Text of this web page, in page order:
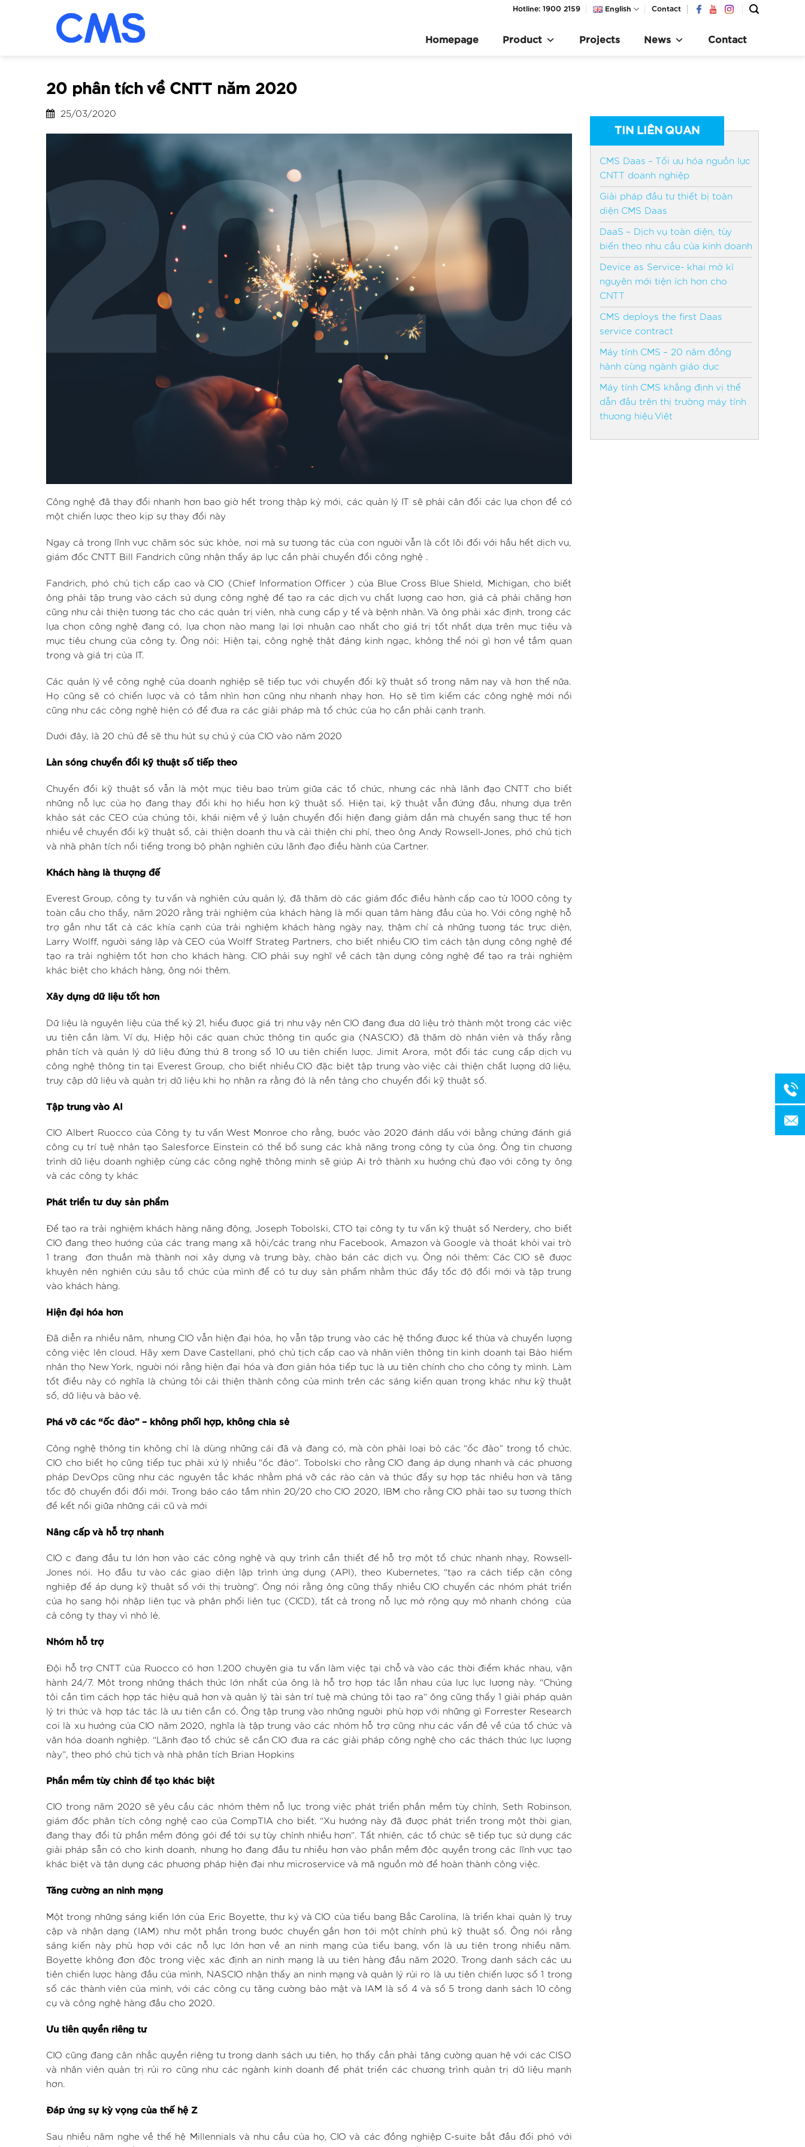
Hotline: 1900 2159 English Contact
Homepage Product Projects News Contact
20 phân tích về CNTT năm 2020
25/03/2020
Công nghệ đã thay đổi nhanh hơn bao giờ hết trong thập kỷ mới, các quản lý IT sẽ phải cân đối các lựa chọn để có
một chiến lược theo kịp sự thay đổi này
Ngay cả trong lĩnh vực chăm sóc sức khỏe, nơi mà sự tương tác của con người vẫn là cốt lõi đối với hầu hết dịch vụ,
giám đốc CNTT Bill Fandrich cũng nhận thấy áp lực cần phải chuyển đổi công nghệ .
Fandrich, phó chủ tịch cấp cao và CIO (Chief Information Officer ) của Blue Cross Blue Shield, Michigan, cho biết
ông phải tập trung vào cách sử dụng công nghệ để tạo ra các dịch vụ chất lượng cao hơn, giá cả phải chăng hơn
cũng như cải thiện tương tác cho các quản trị viên, nhà cung cấp y tế và bệnh nhân. Và ông phải xác định, trong các
lựa chọn công nghệ đang có, lựa chọn nào mang lại lợi nhuận cao nhất cho giá trị tốt nhất dựa trên mục tiêu và
mục tiêu chung của công ty. Ông nói: Hiện tại, công nghệ thật đáng kinh ngạc, không thể nói gì hơn về tầm quan
trọng và giá trị của IT.
Các quản lý về công nghệ của doanh nghiệp sẽ tiếp tục với chuyển đổi kỹ thuật số trong năm nay và hơn thế nữa.
Họ cũng sẽ có chiến lược và có tầm nhìn hơn cũng như nhanh nhạy hơn. Họ sẽ tìm kiếm các công nghệ mới nổi
cũng như các công nghệ hiện có để đưa ra các giải pháp mà tổ chức của họ cần phải cạnh tranh.
Dưới đây, là 20 chủ đề sẽ thu hút sự chú ý của CIO vào năm 2020
Làn sóng chuyển đổi kỹ thuật số tiếp theo
Chuyển đổi kỹ thuật số vẫn là một mục tiêu bao trùm giữa các tổ chức, nhưng các nhà lãnh đạo CNTT cho biết
những nỗ lực của họ đang thay đổi khi họ hiểu hơn kỹ thuật số. Hiện tại, kỹ thuật vẫn đứng đầu, nhưng dựa trên
khảo sát các CEO của chúng tôi, khái niệm về ý luận chuyển đổi hiện đang giảm dần mà chuyển sang thực tế hơn
nhiều về chuyển đổi kỹ thuật số, cải thiện doanh thu và cải thiện chi phí, theo ông Andy Rowsell-Jones, phó chủ tịch
và nhà phân tích nổi tiếng trong bộ phận nghiên cứu lãnh đạo điều hành của Cartner.
Khách hàng là thượng đế
Everest Group, công ty tư vấn và nghiên cứu quản lý, đã thăm dò các giám đốc điều hành cấp cao từ 1000 công ty
toàn cầu cho thấy, năm 2020 rằng trải nghiệm của khách hàng là mối quan tâm hàng đầu của họ. Với công nghệ hỗ
trợ gần như tất cả các khía cạnh của trải nghiệm khách hàng ngày nay, thậm chí cả những tương tác trực diện,
Larry Wolff, người sáng lập và CEO của Wolff Strateg Partners, cho biết nhiều CIO tìm cách tận dụng công nghệ để
tạo ra trải nghiệm tốt hơn cho khách hàng. CIO phải suy nghĩ về cách tận dụng công nghệ để tạo ra trải nghiệm
khác biệt cho khách hàng, ông nói thêm.
Xây dựng dữ liệu tốt hơn
Dữ liệu là nguyên liệu của thế kỷ 21, hiểu được giá trị như vậy nên CIO đang đưa dữ liệu trở thành một trong các việc
ưu tiên cần làm. Ví dụ, Hiệp hội các quan chức thông tin quốc gia (NASCIO) đã thăm dò nhân viên và thấy rằng
phân tích và quản lý dữ liệu đứng thứ 8 trong số 10 ưu tiên chiến lược. Jimit Arora, một đối tác cung cấp dịch vụ
công nghệ thông tin tại Everest Group, cho biết nhiều CIO đặc biệt tập trung vào việc cải thiện chất lượng dữ liệu,
truy cập dữ liệu và quản trị dữ liệu khi họ nhận ra rằng đó là nền tảng cho chuyển đổi kỹ thuật số.
Tập trung vào AI
CIO Albert Ruocco của Công ty tư vấn West Monroe cho rằng, bước vào 2020 đánh dấu với bằng chứng đánh giá
công cụ trí tuệ nhân tạo Salesforce Einstein có thể bổ sung các khả năng trong công ty của ông. Ông tin chương
trình dữ liệu doanh nghiệp cùng các công nghệ thông minh sẽ giúp Ai trở thành xu hướng chủ đạo với công ty ông
và các công ty khác
Phát triển tư duy sản phẩm
Để tạo ra trải nghiệm khách hàng năng động, Joseph Tobolski, CTO tại công ty tư vấn kỹ thuật số Nerdery, cho biết
CIO đang theo hướng của các trang mạng xã hội/các trang như Facebook, Amazon và Google và thoát khỏi vai trò
1 trang đơn thuần mà thành nơi xây dựng và trưng bày, chào bán các dịch vụ. Ông nói thêm: Các CIO sẽ được
khuyên nên nghiên cứu sâu tổ chức của mình để có tư duy sản phẩm nhằm thúc đẩy tốc độ đổi mới và tập trung
vào khách hàng.
Hiện đại hóa hơn
Đã diễn ra nhiều năm, nhưng CIO vẫn hiện đại hóa, họ vẫn tập trung vào các hệ thống được kế thừa và chuyển lượng
công việc lên cloud. Hãy xem Dave Castellani, phó chủ tịch cấp cao và nhân viên thông tin kinh doanh tại Bảo hiểm
nhân thọ New York, người nói rằng hiện đại hóa và đơn giản hóa tiếp tục là ưu tiên chính cho cho công ty mình. Làm
tốt điều này có nghĩa là chúng tôi cải thiện thành công của mình trên các sáng kiến quan trọng khác như kỹ thuật
số, dữ liệu và bảo vệ.
Phá vỡ các “ốc đảo” – không phối hợp, không chia sẻ
Công nghệ thông tin không chỉ là dùng những cái đã và đang có, mà còn phải loại bỏ các “ốc đảo” trong tổ chức.
CIO cho biết họ cũng tiếp tục phải xử lý nhiều “ốc đảo”. Tobolski cho rằng CIO đang áp dụng nhanh và các phương
pháp DevOps cũng như các nguyên tắc khác nhằm phá vỡ các rào cản và thúc đẩy sự hợp tác nhiều hơn và tăng
tốc độ chuyển đổi đổi mới. Trong báo cáo tầm nhìn 20/20 cho CIO 2020, IBM cho rằng CIO phải tạo sự tương thích
để kết nối giữa những cái cũ và mới
Nâng cấp và hỗ trợ nhanh
CIO c đang đầu tư lớn hơn vào các công nghệ và quy trình cần thiết để hỗ trợ một tổ chức nhanh nhạy, Rowsell-
Jones nói. Họ đầu tư vào các giao diện lập trình ứng dụng (API), theo Kubernetes, “tạo ra cách tiếp cận công
nghiệp để áp dụng kỹ thuật số với thị trường”. Ông nói rằng ông cũng thấy nhiều CIO chuyển các nhóm phát triển
của họ sang hội nhập liên tục và phân phối liên tục (CICD), tất cả trong nỗ lực mở rộng quy mô nhanh chóng của
cả công ty thay vì nhỏ lẻ.
Nhóm hỗ trợ
Đội hỗ trợ CNTT của Ruocco có hơn 1.200 chuyên gia tư vấn làm việc tại chỗ và vào các thời điểm khác nhau, vận
hành 24/7. Một trong những thách thức lớn nhất của ông là hỗ trợ hợp tác lẫn nhau của lực lực lượng này. “Chúng
tôi cần tìm cách hợp tác hiệu quả hơn và quản lý tài sản trí tuệ mà chúng tôi tạo ra” ông cũng thấy 1 giải pháp quản
lý tri thức và hợp tác tác là ưu tiên cần có. Ông tập trung vào những người phù hợp với những gì Forrester Research
coi là xu hướng của CIO năm 2020, nghĩa là tập trung vào các nhóm hỗ trợ cũng như các vấn đề về của tổ chức và
văn hóa doanh nghiệp. “Lãnh đạo tổ chức sẽ cần CIO đưa ra các giải pháp công nghệ cho các thách thức lực lượng
này”, theo phó chủ tịch và nhà phân tích Brian Hopkins
Phần mềm tùy chỉnh để tạo khác biệt
CIO trong năm 2020 sẽ yêu cầu các nhóm thêm nỗ lực trong việc phát triển phần mềm tùy chỉnh, Seth Robinson,
giám đốc phân tích công nghệ cao của CompTIA cho biết. “Xu hướng này đã được phát triển trong một thời gian,
đang thay đổi từ phần mềm đóng gói để tới sự tùy chỉnh nhiều hơn”. Tất nhiên, các tổ chức sẽ tiếp tục sử dụng các
giải pháp sẵn có cho kinh doanh, nhưng họ đang đầu tư nhiều hơn vào phần mềm độc quyền trong các lĩnh vực tạo
khác biệt và tận dụng các phương pháp hiện đại như microservice và mã nguồn mở để hoàn thành công việc.
Tăng cường an ninh mạng
Một trong những sáng kiến lớn của Eric Boyette, thư ký và CIO của tiểu bang Bắc Carolina, là triển khai quản lý truy
cập và nhận dạng (IAM) như một phần trong bước chuyển gần hơn tới một chính phủ kỹ thuật số. Ông nói rằng
sáng kiến này phù hợp với các nỗ lực lớn hơn về an ninh mạng của tiểu bang, vốn là ưu tiên trong nhiều năm.
Boyette không đơn độc trong việc xác định an ninh mạng là ưu tiên hàng đầu năm 2020. Trong danh sách các ưu
tiên chiến lược hàng đầu của mình, NASCIO nhận thấy an ninh mạng và quản lý rủi ro là ưu tiên chiến lược số 1 trong
số các thành viên của mình, với các công cụ tăng cường bảo mật và IAM là số 4 và số 5 trong danh sách 10 công
cụ và công nghệ hàng đầu cho 2020.
Ưu tiên quyền riêng tư
CIO cũng đang cân nhắc quyền riêng tư trong danh sách ưu tiên, họ thấy cần phải tăng cường quan hệ với các CISO
và nhân viên quản trị rủi ro cũng như các ngành kinh doanh để phát triển các chương trình quản trị dữ liệu mạnh
hơn.
Đáp ứng sự kỳ vọng của thế hệ Z
Sau nhiều năm nghe về thế hệ Millennials và nhu cầu của họ, CIO và các đồng nghiệp C-suite bắt đầu đối phó với
TIN LIÊN QUAN
CMS Daas – Tối ưu hóa nguồn lực
CNTT doanh nghiệp
Giải pháp đầu tư thiết bị toàn
diện CMS Daas
DaaS – Dịch vụ toàn diện, tùy
biến theo nhu cầu của kinh doanh
Device as Service- khai mở kỉ
nguyên mới tiện ích hơn cho
CNTT
CMS deploys the first Daas
service contract
Máy tính CMS – 20 năm đồng
hành cùng ngành giáo dục
Máy tính CMS khẳng định vị thế
dẫn đầu trên thị trường máy tính
thương hiệu Việt